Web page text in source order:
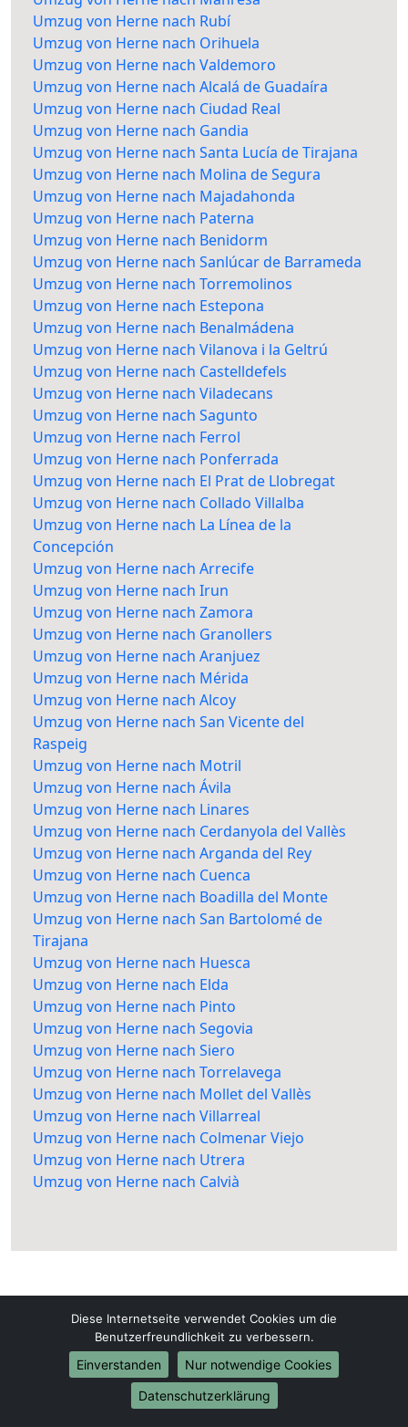
Umzug von Herne nach Rubí
Umzug von Herne nach Orihuela
Umzug von Herne nach Valdemoro
Umzug von Herne nach Alcalá de Guadaíra
Umzug von Herne nach Ciudad Real
Umzug von Herne nach Gandia
Umzug von Herne nach Santa Lucía de Tirajana
Umzug von Herne nach Molina de Segura
Umzug von Herne nach Majadahonda
Umzug von Herne nach Paterna
Umzug von Herne nach Benidorm
Umzug von Herne nach Sanlúcar de Barrameda
Umzug von Herne nach Torremolinos
Umzug von Herne nach Estepona
Umzug von Herne nach Benalmádena
Umzug von Herne nach Vilanova i la Geltrú
Umzug von Herne nach Castelldefels
Umzug von Herne nach Viladecans
Umzug von Herne nach Sagunto
Umzug von Herne nach Ferrol
Umzug von Herne nach Ponferrada
Umzug von Herne nach El Prat de Llobregat
Umzug von Herne nach Collado Villalba
Umzug von Herne nach La Línea de la
Concepción
Umzug von Herne nach Arrecife
Umzug von Herne nach Irun
Umzug von Herne nach Zamora
Umzug von Herne nach Granollers
Umzug von Herne nach Aranjuez
Umzug von Herne nach Mérida
Umzug von Herne nach Alcoy
Umzug von Herne nach San Vicente del
Raspeig
Umzug von Herne nach Motril
Umzug von Herne nach Ávila
Umzug von Herne nach Linares
Umzug von Herne nach Cerdanyola del Vallès
Umzug von Herne nach Arganda del Rey
Umzug von Herne nach Cuenca
Umzug von Herne nach Boadilla del Monte
Umzug von Herne nach San Bartolomé de
Tirajana
Umzug von Herne nach Huesca
Umzug von Herne nach Elda
Umzug von Herne nach Pinto
Umzug von Herne nach Segovia
Umzug von Herne nach Siero
Umzug von Herne nach Torrelavega
Umzug von Herne nach Mollet del Vallès
Umzug von Herne nach Villarreal
Umzug von Herne nach Colmenar Viejo
Umzug von Herne nach Utrera
Umzug von Herne nach Calvià
Herne-Umzugsunternehmen.de
Diese Internetseite verwendet Cookies um die
Benutzerfreundlichkeit zu verbessern.
Einverstanden
Nur notwendige Cookies
Datenschutzerklärung